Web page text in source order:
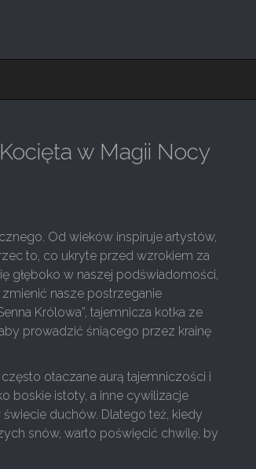
w Magii Nocy
Od wieków inspiruje artystów,
to, co ukryte przed wzrokiem za
głęboko w naszej podświadomości,
nasze postrzeganie
Królowa”, tajemnicza kotka ze
prowadzić śniącego przez krainę
otaczane aurą tajemniczości i
boskie istoty, a inne cywilizacje
duchów. Dlatego też, kiedy
snów, warto poświęcić chwilę, by